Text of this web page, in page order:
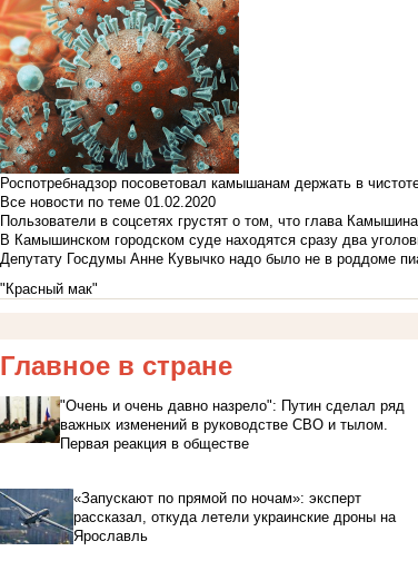
Роспотребнадзор посоветовал камышанам держать в
Все новости по теме 01.02.2020
Пользователи в соцсетях грустят о том, что глава
В Камышинском городском суде находятся сразу два
Депутату Госдумы Анне Кувычко надо было не в роддоме
"Красный мак"
Главное в стране
"Очень и очень давно назрело": Путин сделал ряд
важных изменений в руководстве СВО и тылом.
Первая реакция в обществе
«Запускают по прямой по ночам»: эксперт
рассказал, откуда летели украинские дроны на
Ярославль